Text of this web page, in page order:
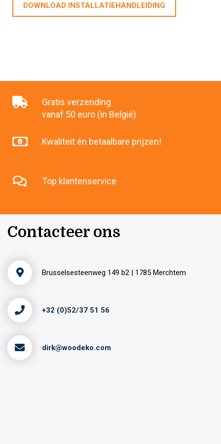
DOWNLOAD INSTALLATIEHANDLEIDING
Gratis verzending
vanaf 50 euro (in België)
Kwaliteit én betaalbare prijzen!
Top klantenservice
Contacteer ons
Brusselsesteenweg 149 b2 | 1785 Merchtem
+32 (0)52/37 51 56
dirk@woodeko.com